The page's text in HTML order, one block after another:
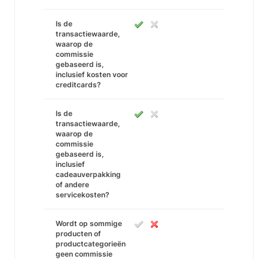
Is de
transactiewaarde,
waarop de
commissie
gebaseerd is,
inclusief kosten voor
creditcards?
Is de
transactiewaarde,
waarop de
commissie
gebaseerd is,
inclusief
cadeauverpakking
of andere
servicekosten?
Wordt op sommige
producten of
productcategorieën
geen commissie